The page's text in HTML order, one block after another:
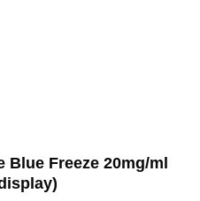
Blue Freeze 20mg/ml